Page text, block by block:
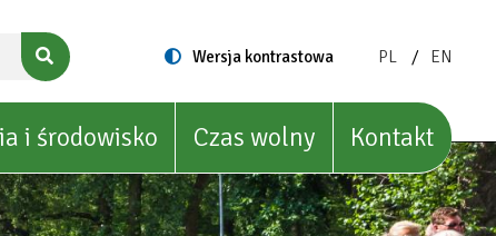
Switch
Wersja kontrastowa
ZMIEŃ
POLISH
PL
ZMIEŃ
ENGLISH
EN
i środowisko Czas wolny Kontakt